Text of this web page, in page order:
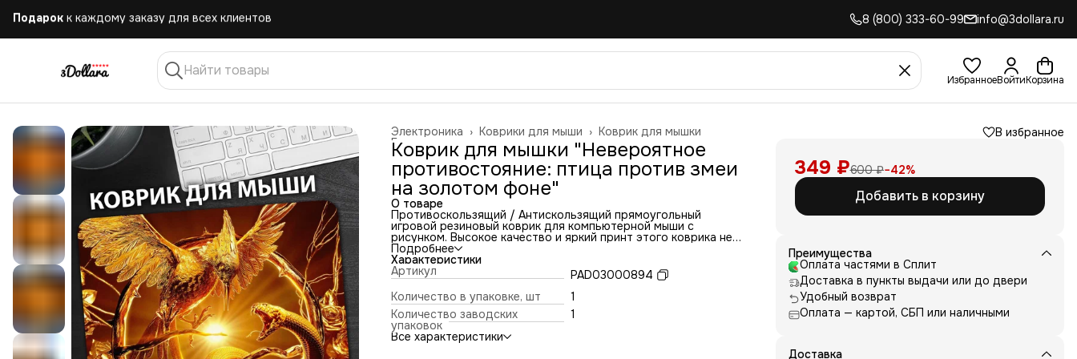
Бесплатная доставка при заказе от 10.000 руб. 8 (800) 333-60-99 info@3dollara.ru
ИзбранноеВойтиКорзина
Коврик для мышки
Коврики для мыши ›
Электроника ›
Главная
Коврик для мышки "Невероятное
противостояние: птица против змеи
на золотом фоне"
О товаре
Противоскользящий / Антискользящий прямоугольный
игровой резиновый коврик для компьютерной мыши с
рисунком. Высокое качество и яркий принт этого коврика не
оставит никого равнодушным. Повышенная износостойкость
и лучшее соотношение цена/качество. Коврик подходит для
всех типов мышей: оптических и лазерных с любой
чувствительностью и любым типом сенсора. Гладкая
тканевая поверхность обеспечивает полный контроль над
движениями компьютерной мышки. Нескользящее основание
из чёрной вспененной резины. Не очень большой и не очень
маленький, идеального размера коврик, надёжно
фиксируется на любой поверхности. Не скользит по столу и
Подробнее
Характеристики
Артикул
PAD03000894
Количество в упаковке, шт
1
Количество заводских
упаковок
1
Все характеристики
В избранное
349 ₽600 ₽−42%
Добавить в корзину
Преимущества
Оплата частями в Сплит
Доставка в пункты выдачи или до двери
Удобный возврат
Оплата — картой, СБП или наличными
Доставка